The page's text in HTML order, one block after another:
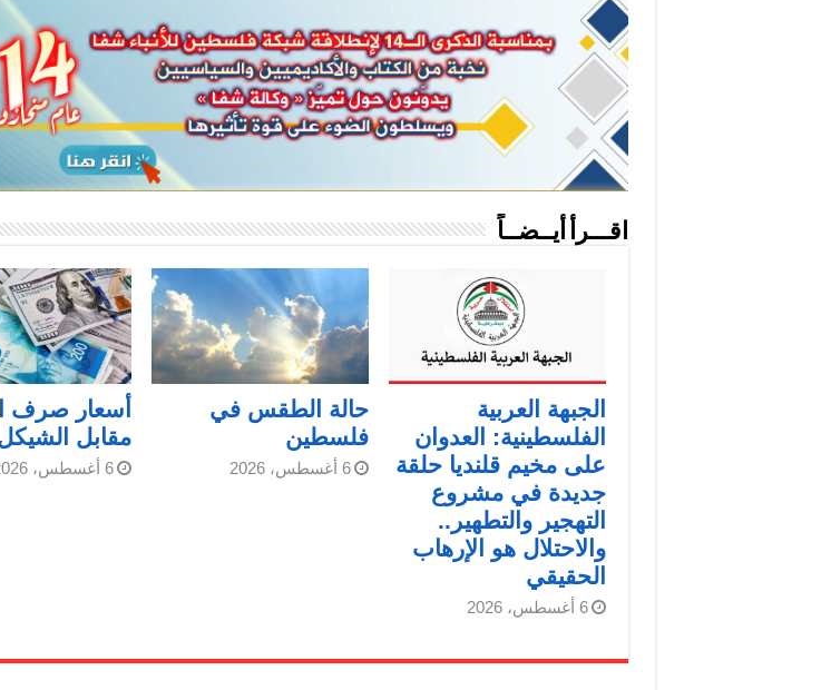
اقـــرأ أيــضــاً
الجبهة العربية
الفلسطينية: العدوان
على مخيم قلنديا حلقة
جديدة في مشروع
التهجير والتطهير..
والاحتلال هو الإرهاب
الحقيقي
6 أغسطس، 2026
حالة الطقس في
فلسطين
6 أغسطس، 2026
أسعار صرف
مقابل
6 أغسطس، 2026